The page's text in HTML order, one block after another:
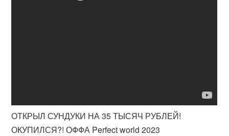
ОТКРЫЛ СУНДУКИ НА 35 ТЫСЯЧ РУБЛЕЙ!
ОКУПИЛСЯ?! ОФФА Perfect world 2023